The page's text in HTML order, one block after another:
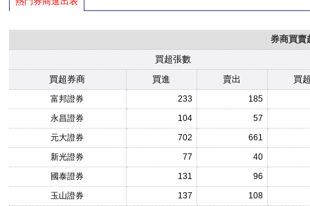
券商買賣
買超張數
買超券商
買進 賣出 買
富邦證券 233
185
永昌證券
104
57
元大證券
702
661
新光證券
77
40
國泰證券
131
96
玉山證券
137
108